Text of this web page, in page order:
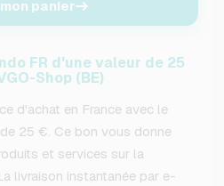
panier
FR d'une valeur de 25
Shop (BE)
d'achat en France avec le
25 €. Ce bon vous donne
et services sur la
livraison instantanée par e-